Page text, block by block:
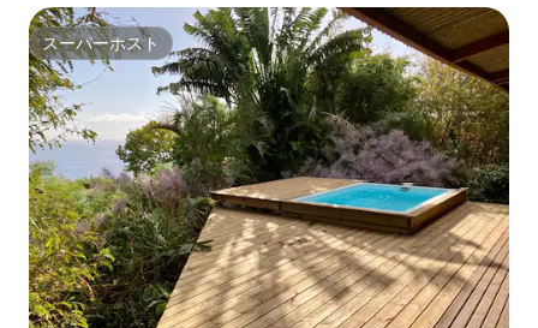
スーパーホスト
スーパーホスト